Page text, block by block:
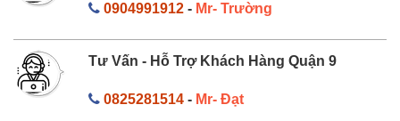
0904991912- Mr- Trường
Tư Vấn - Hỗ Trợ Khách Hàng Quận 9
0825281514- Mr- Đạt